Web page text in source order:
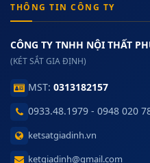
THÔNG TIN CÔNG TY
CÔNG TY TNHH NỘI THẤT
(KÉT SẮT GIA ĐỊNH)
MST: 0313182157
0933.48.1979 - 0948 020
ketsatgiadinh.vn
ketgiadinh@gmail.com